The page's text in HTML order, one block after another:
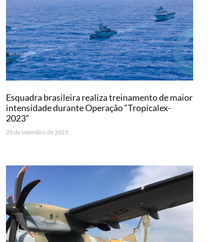
Esquadra brasileira realiza treinamento de maior
intensidade durante Operação “Tropicalex-
2023”
29 de setembro de 2023